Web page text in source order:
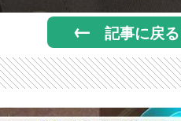
記事に戻る